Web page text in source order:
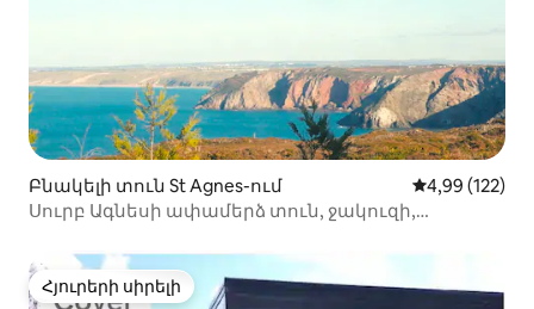
Բնակելի տուն St Agnes-ում Միջին
4,99 (122)
Սուրբ Ագնեսի ափամերձ տուն, ջակուզի,
Հյուրերի սիրելի
Հյուրերի սիրելի